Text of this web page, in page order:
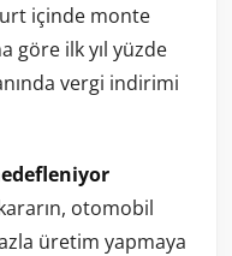
içinde monte
göre ilk yıl yüzde
vergi indirimi
otomobil
üretim yapmaya